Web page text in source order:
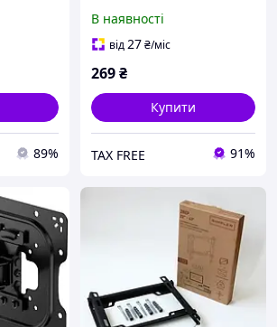
89%
В наявності
від27₴/міс
269₴
Купити
TAX FREE 91%